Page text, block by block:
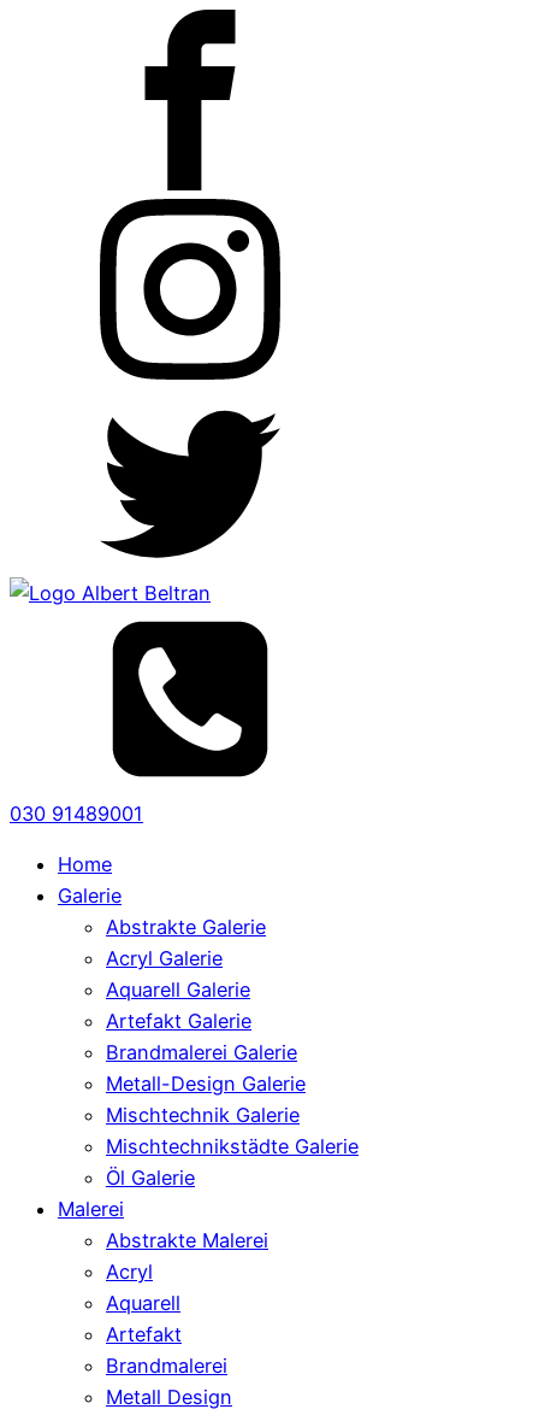
030 91489001
Home
Galerie
Abstrakte Galerie
Acryl Galerie
Aquarell Galerie
Artefakt Galerie
Brandmalerei Galerie
Metall-Design Galerie
Mischtechnik Galerie
Mischtechnikstädte Galerie
Öl Galerie
Malerei
Abstrakte Malerei
Acryl
Aquarell
Artefakt
Brandmalerei
Metall Design